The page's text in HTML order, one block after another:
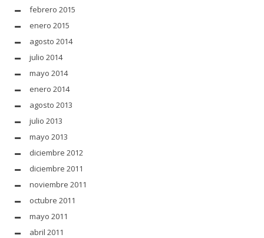
febrero 2015
enero 2015
agosto 2014
julio 2014
mayo 2014
enero 2014
agosto 2013
julio 2013
mayo 2013
diciembre 2012
diciembre 2011
noviembre 2011
octubre 2011
mayo 2011
abril 2011